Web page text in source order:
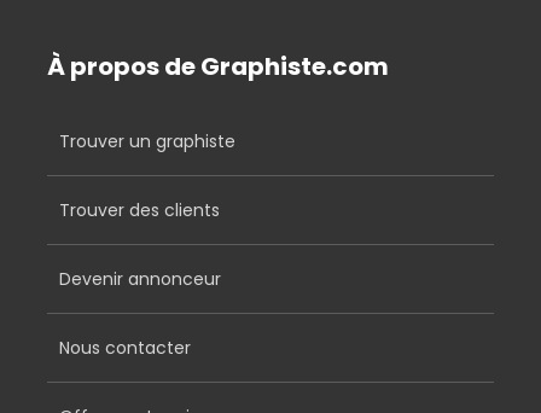
À propos de Graphiste.com
Trouver un graphiste
Trouver des clients
Devenir annonceur
Nous contacter